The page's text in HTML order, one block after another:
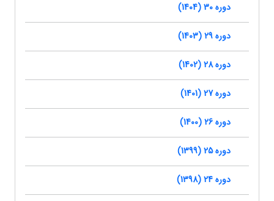
دوره 30 (1404)
دوره 29 (1403)
دوره 28 (1402)
دوره 27 (1401)
دوره 26 (1400)
دوره 25 (1399)
دوره 24 (1398)